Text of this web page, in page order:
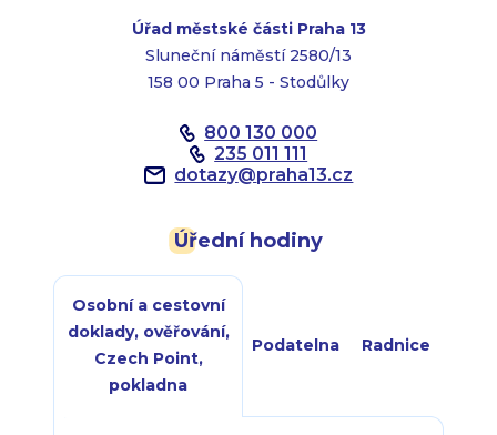
Úřad městské části Praha 13
Sluneční náměstí 2580/13
158 00 Praha 5 - Stodůlky
800 130 000
235 011 111
dotazy@praha13.cz
Úřední hodiny
Osobní a cestovní
doklady, ověřování,
Czech Point,
pokladna
Podatelna Radnice